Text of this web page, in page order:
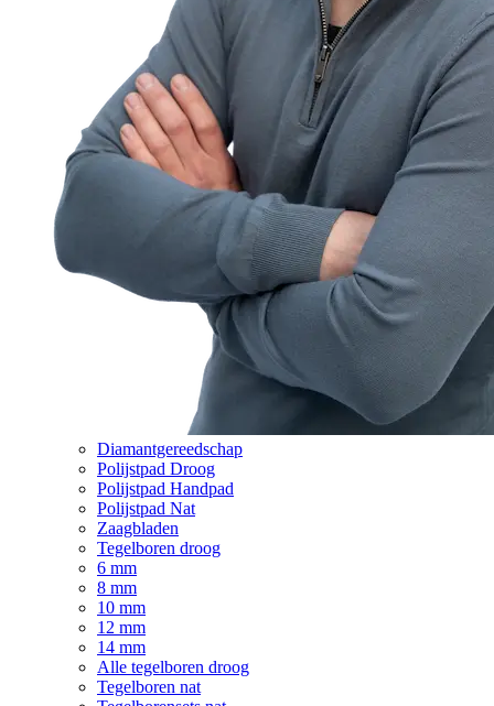
Diamantgereedschap
Polijstpad Droog
Polijstpad Handpad
Polijstpad Nat
Zaagbladen
Tegelboren droog
6 mm
8 mm
10 mm
12 mm
14 mm
Alle tegelboren droog
Tegelboren nat